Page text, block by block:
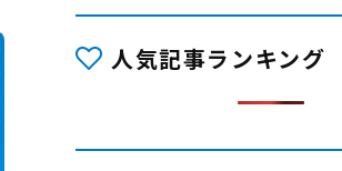
人気記事ランキング